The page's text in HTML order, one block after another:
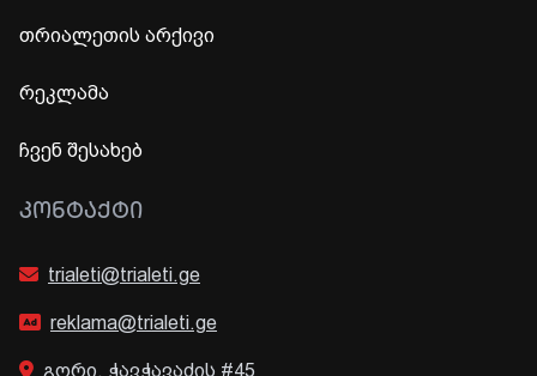
თრიალეთის არქივი
რეკლამა
ჩვენ შესახებ
ᲙᲝᲜᲢᲐᲥᲢᲘ
trialeti@trialeti.ge
reklama@trialeti.ge
გორი, ჭავჭავაძის #45